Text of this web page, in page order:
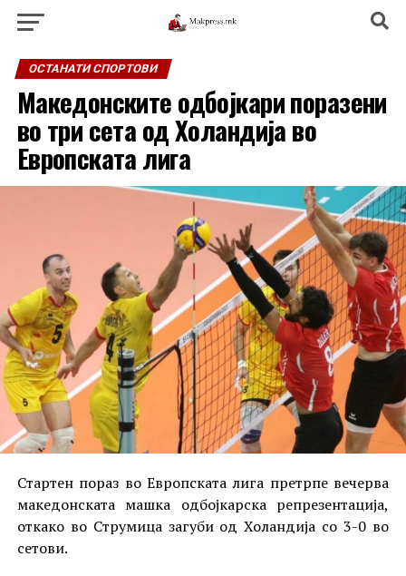
ОСТАНАТИ СПОРТОВИ
Македонските одбојкари поразени
во три сета од Холандија во
Европската лига
Стартен пораз во Европската лига претрпе вечерва
македонската машка одбојкарска репрезентација,
откако во Струмица загуби од Холандија со 3-0 во
сетови.